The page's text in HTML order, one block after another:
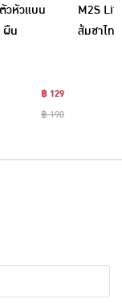
วหัวแบน
ผืน
฿ 129
฿ 190
M2S
ส้มชาไท